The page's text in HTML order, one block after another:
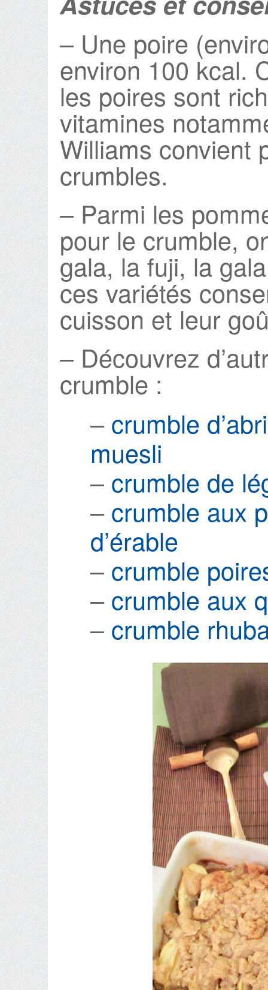
– Une poire
environ 100 kcal.
les poires sont
vitamines
Williams convient
crumbles.
– Parmi les
pour le crumble,
gala, la fuji, la
ces variétés
cuisson et leur
– Découvrez
crumble :
– crumble
muesli
– crumble de
– crumble aux
d’érable
– crumble
– crumble aux
– crumble